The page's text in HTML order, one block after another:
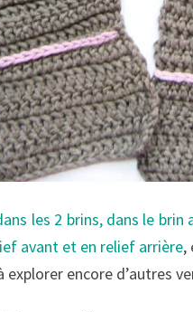
les 2 brins, dans le brin
avant et en relief arrière,
explorer encore d’autres